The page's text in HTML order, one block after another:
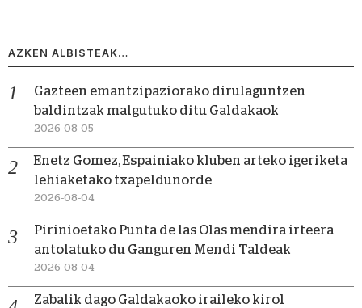
AZKEN ALBISTEAK…
Gazteen emantzipaziorako dirulaguntzen
baldintzak malgutuko ditu Galdakaok
2026-08-05
Enetz Gomez, Espainiako kluben arteko igeriketa
lehiaketako txapeldunorde
2026-08-04
Pirinioetako Punta de las Olas mendira irteera
antolatuko du Ganguren Mendi Taldeak
2026-08-04
Zabalik dago Galdakaoko iraileko kirol